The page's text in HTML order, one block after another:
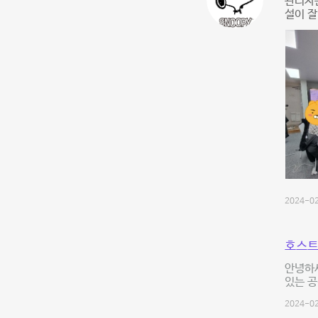
설이
2024-
호스
안녕하
있는
2024-